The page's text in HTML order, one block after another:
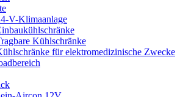
V-Klimaanlage
Kühlschränke
für elektromedizinische Zwecke